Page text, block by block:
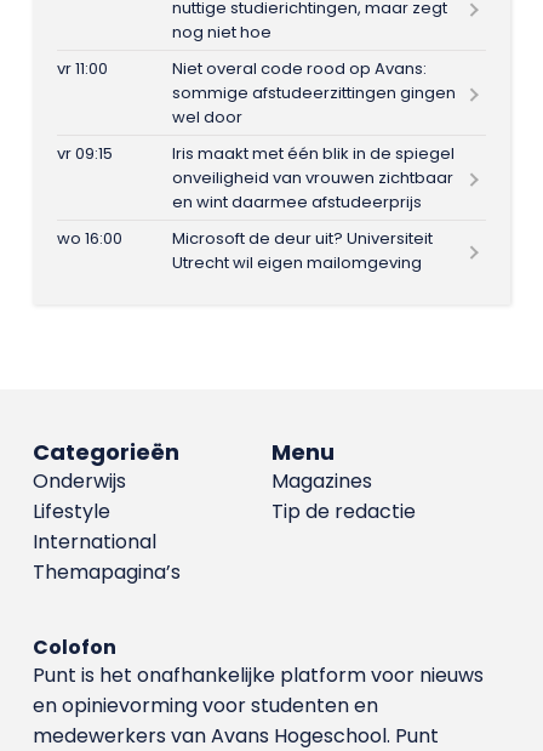
nuttige studierichtingen, maar zegt
nog niet hoe
vr 11:00
Niet overal code rood op Avans:
sommige afstudeerzittingen gingen
wel door
vr 09:15
Iris maakt met één blik in de spiegel
onveiligheid van vrouwen zichtbaar
en wint daarmee afstudeerprijs
wo 16:00
Microsoft de deur uit? Universiteit
Utrecht wil eigen mailomgeving
Menu
Magazines
Tip de redactie
Categorieën
Onderwijs
Lifestyle
International
Themapagina’s
Colofon
Punt is het onafhankelijke platform voor nieuws
en opinievorming voor studenten en
medewerkers van Avans Hoge­school. Punt